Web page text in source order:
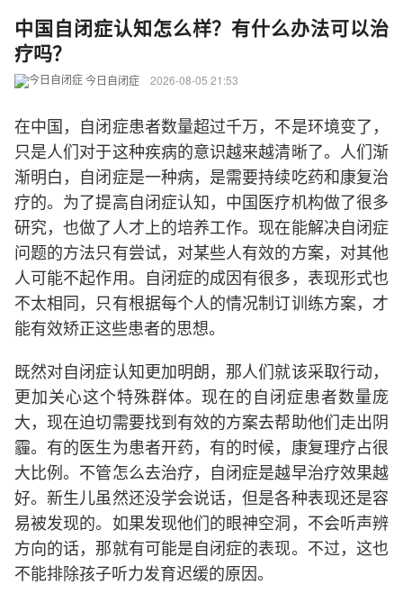
中国自闭症认知怎么样？有什么办法可以治
疗吗？
今日自闭症 2026-08-05 21:53
在中国，自闭症患者数量超过千万，不是环境变了，
只是人们对于这种疾病的意识越来越清晰了。人们渐
渐明白，自闭症是一种病，是需要持续吃药和康复治
疗的。为了提高自闭症认知，中国医疗机构做了很多
研究，也做了人才上的培养工作。现在能解决自闭症
问题的方法只有尝试，对某些人有效的方案，对其他
人可能不起作用。自闭症的成因有很多，表现形式也
不太相同，只有根据每个人的情况制订训练方案，才
能有效矫正这些患者的思想。
既然对自闭症认知更加明朗，那人们就该采取行动，
更加关心这个特殊群体。现在的自闭症患者数量庞
大，现在迫切需要找到有效的方案去帮助他们走出阴
霾。有的医生为患者开药，有的时候，康复理疗占很
大比例。不管怎么去治疗，自闭症是越早治疗效果越
好。新生儿虽然还没学会说话，但是各种表现还是容
易被发现的。如果发现他们的眼神空洞，不会听声辨
方向的话，那就有可能是自闭症的表现。不过，这也
不能排除孩子听力发育迟缓的原因。